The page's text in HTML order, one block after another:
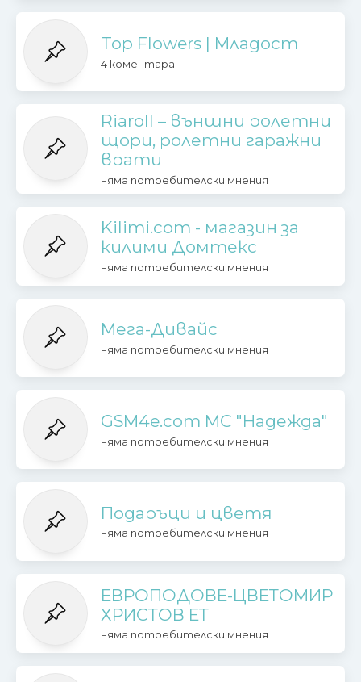
Top Flowers | Младост
4 коментара
Riaroll – външни ролетни
щори, ролетни гаражни
врати
няма потребителски мнения
Kilimi.com - магазин за
килими Домтекс
няма потребителски мнения
Мега-Дивайс
няма потребителски мнения
GSM4e.com МС "Надежда"
няма потребителски мнения
Подаръци и цветя
няма потребителски мнения
ЕВРОПОДОВЕ-ЦВЕТОМИР
ХРИСТОВ ЕТ
няма потребителски мнения